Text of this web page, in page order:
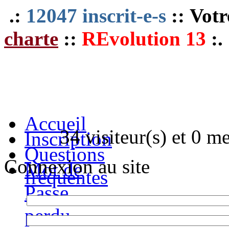
.: 12047 inscrit-e-s ::
charte :: REvolution 13 :.
34 visiteur(s) et 0
Accueil
Inscription
Questions
fréquentes
Mot de
Passe
perdu
Connexion au site